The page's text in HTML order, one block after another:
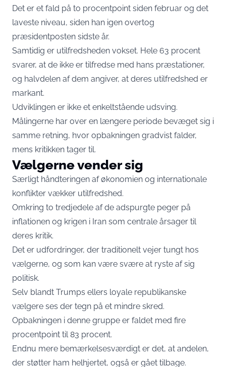
Det er et fald på to procentpoint siden februar og det
laveste niveau, siden han igen overtog
præsidentposten sidste år.
Samtidig er utilfredsheden vokset. Hele 63 procent
svarer, at de ikke er tilfredse med hans præstationer,
og halvdelen af dem angiver, at deres utilfredshed er
markant.
Udviklingen er ikke et enkeltstående udsving.
Målingerne har over en længere periode bevæget sig i
samme retning, hvor opbakningen gradvist falder,
mens kritikken tager til.
Vælgerne vender sig
Særligt håndteringen af økonomien og internationale
konflikter vækker utilfredshed.
Omkring to tredjedele af de adspurgte peger på
inflationen og krigen i Iran som centrale årsager til
deres kritik.
Det er udfordringer, der traditionelt vejer tungt hos
vælgerne, og som kan være svære at ryste af sig
politisk.
Selv blandt Trumps ellers loyale republikanske
vælgere ses der tegn på et mindre skred.
Opbakningen i denne gruppe er faldet med fire
procentpoint til 83 procent.
Endnu mere bemærkelsesværdigt er det, at andelen,
der støtter ham helhjertet, også er gået tilbage.